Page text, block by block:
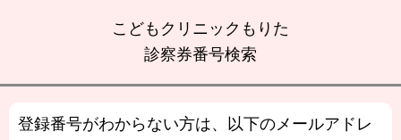
こどもクリニックもりた
診察券番号検索
登録番号がわからない方は、以下のメールアドレ